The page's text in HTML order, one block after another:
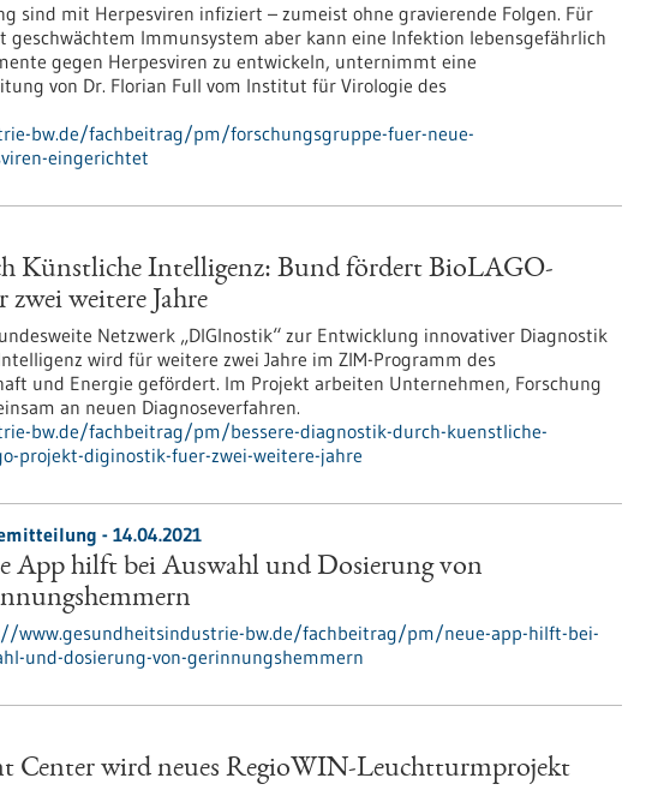
sind mit Herpesviren infiziert – zumeist ohne gravierende Folgen. Für
geschwächtem Immunsystem aber kann eine Infektion lebensgefährlich
gegen Herpesviren zu entwickeln, unternimmt eine
von Dr. Florian Full vom Institut für Virologie des
bw.de/fachbeitrag/pm/forschungsgruppe-fuer-neue-
eingerichtet
Künstliche Intelligenz: Bund fördert BioLAGO-
weitere Jahre
Netzwerk „DIGInostik“ zur Entwicklung innovativer Diagnostik
wird für weitere zwei Jahre im ZIM-Programm des
und Energie gefördert. Im Projekt arbeiten Unternehmen, Forschung
an neuen Diagnoseverfahren.
bw.de/fachbeitrag/pm/bessere-diagnostik-durch-kuenstliche-
projekt-diginostik-fuer-zwei-weitere-jahre
- 14.04.2021
App hilft bei Auswahl und Dosierung von
www.gesundheitsindustrie-bw.de/fachbeitrag/pm/neue-app-hilft-bei-
und-dosierung-von-gerinnungshemmern
Center wird neues RegioWIN-Leuchtturmprojekt